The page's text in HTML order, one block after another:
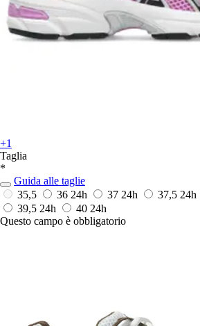
+1
Taglia
*
Guida alle taglie
35,5
36 24h 37 24h 37,5 24h
39,5 24h 40 24h
Questo campo è obbligatorio